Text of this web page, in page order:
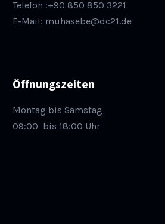
Telefon :+90 850 850 3221
E-Mail: muhasebe@dc21.de
Öffnungszeiten
Montag bis Samstag
09:00 bis 18:00 Uhr